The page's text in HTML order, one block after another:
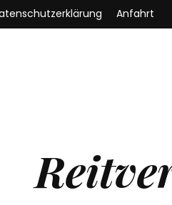
Anfahrt